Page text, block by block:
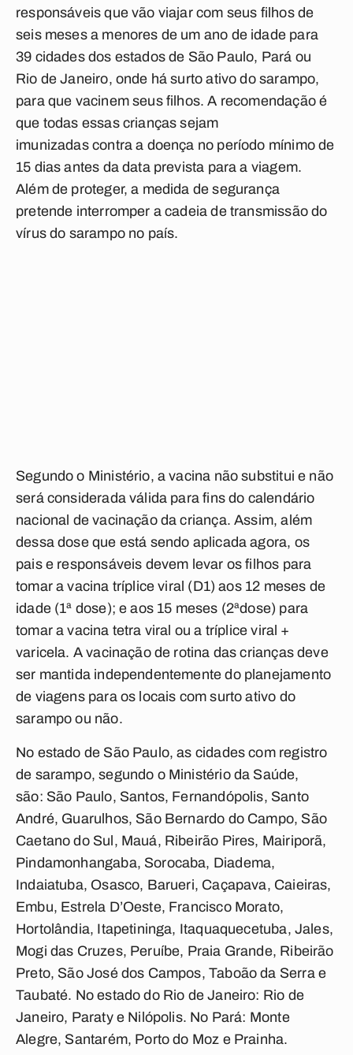
responsáveis que vão viajar com seus filhos de
seis meses a menores de um ano de idade para
39 cidades dos estados de São Paulo, Pará ou
Rio de Janeiro, onde há surto ativo do sarampo,
para que vacinem seus filhos. A recomendação é
que todas essas crianças sejam
imunizadas contra a doença no período mínimo de
15 dias antes da data prevista para a viagem.
Além de proteger, a medida de segurança
pretende interromper a cadeia de transmissão do
vírus do sarampo no país.
Segundo o Ministério, a vacina não substitui e não
será considerada válida para fins do calendário
nacional de vacinação da criança. Assim, além
dessa dose que está sendo aplicada agora, os
pais e responsáveis devem levar os filhos para
tomar a vacina tríplice viral (D1) aos 12 meses de
idade (1ª dose); e aos 15 meses (2ªdose) para
tomar a vacina tetra viral ou a tríplice viral +
varicela. A vacinação de rotina das crianças deve
ser mantida independentemente do planejamento
de viagens para os locais com surto ativo do
sarampo ou não.
No estado de São Paulo, as cidades com registro
de sarampo, segundo o Ministério da Saúde,
são: São Paulo, Santos, Fernandópolis, Santo
André, Guarulhos, São Bernardo do Campo, São
Caetano do Sul, Mauá, Ribeirão Pires, Mairiporã,
Pindamonhangaba, Sorocaba, Diadema,
Indaiatuba, Osasco, Barueri, Caçapava, Caieiras,
Embu, Estrela D’Oeste, Francisco Morato,
Hortolândia, Itapetininga, Itaquaquecetuba, Jales,
Mogi das Cruzes, Peruíbe, Praia Grande, Ribeirão
Preto, São José dos Campos, Taboão da Serra e
Taubaté. No estado do Rio de Janeiro: Rio de
Janeiro, Paraty e Nilópolis. No Pará: Monte
Alegre, Santarém, Porto do Moz e Prainha.